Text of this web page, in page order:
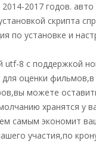
2017 годов. авто
скрипта
по установке и
utf-8 с поддержкой
оценки
можете
хранятся у
самым экономит
участия,по